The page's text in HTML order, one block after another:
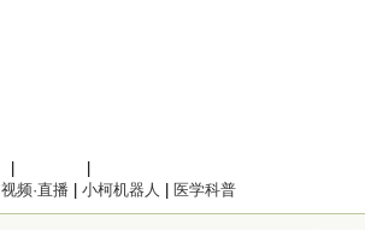
视频·直播 小柯机器人 医学科普